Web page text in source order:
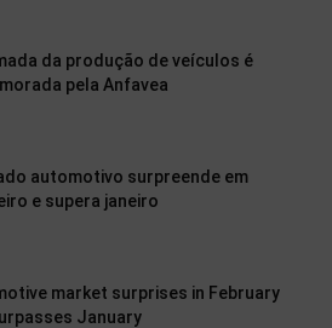
da produção de veículos é
pela Anfavea
automotivo surpreende em
e supera janeiro
market surprises in February
January